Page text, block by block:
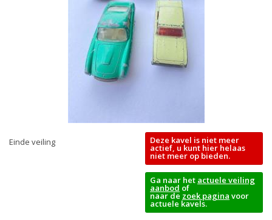
Einde veiling Deze kavel is niet meer
actief, u kunt hier helaas
niet meer op bieden.
Ga naar het actuele veiling
aanbod of
naar de zoek pagina voor
actuele kavels.